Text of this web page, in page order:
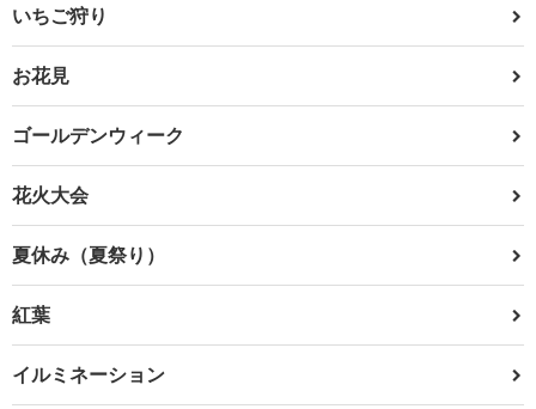
いちご狩り
お花見
ゴールデンウィーク
花火大会
夏休み（夏祭り）
紅葉
イルミネーション